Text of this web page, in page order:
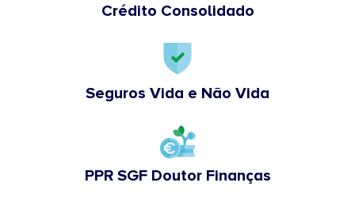
Crédito Consolidado
Seguros Vida e Não Vida
PPR SGF Doutor Finanças